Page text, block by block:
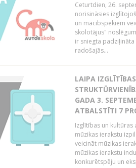
Ceturtdien, 26.
norisināsies
un mācībspēkiem
skolotājus"
ir sniegta
radošajās...
LAIPA
GADA 3.
ATBALSTĪTI 7
Izglītības un
mūzikas ierakstu
veicināt mūzikas
mūzikas ierakstu
konkurētspēju un